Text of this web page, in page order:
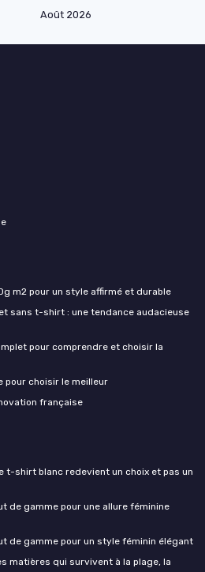
Août 2026
m2 pour un style affirmé et durable
sans t-shirt : une tendance audacieuse
pour comprendre et choisir la
pour choisir le meilleur
française
t-shirt blanc redevient un choix et pas un
de gamme pour une allure féminine
de gamme pour un style féminin élégant
matières qui survivent à la plage, la